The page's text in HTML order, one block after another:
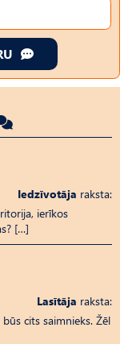
Iedzīvotāja raksta:
ierīkos
[…]
Lasītāja raksta:
cits saimnieks. Žēl